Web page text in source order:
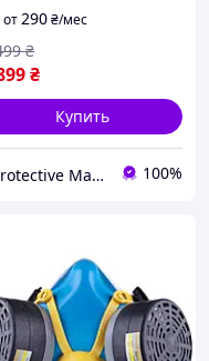
от290₴/мес
₴
₴
Купить
⚡️Protective Market⚡️- НАЛИЧНЫЙ И БЕЗНАЛИЧНЫЙ РАСЧЕТ , НДС 100%